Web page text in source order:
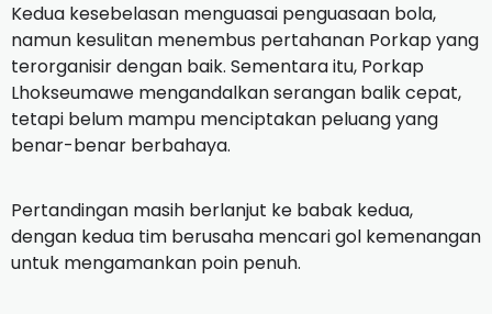
Kedua kesebelasan menguasai penguasaan bola,
namun kesulitan menembus pertahanan Porkap yang
terorganisir dengan baik. Sementara itu, Porkap
Lhokseumawe mengandalkan serangan balik cepat,
tetapi belum mampu menciptakan peluang yang
benar-benar berbahaya.
Pertandingan masih berlanjut ke babak kedua,
dengan kedua tim berusaha mencari gol kemenangan
untuk mengamankan poin penuh.